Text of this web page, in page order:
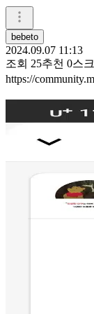
bebeto
2024.09.07 11:13
조회 25추천 0스
https://